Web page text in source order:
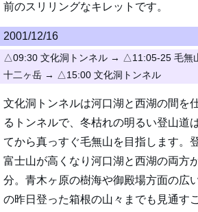
前のスリリングなキレットです。
2001/12/16
△09:30 文化洞トンネル → △11:05-25 毛
十二ヶ岳 → △15:00 文化洞トンネル
文化洞トンネルは河口湖と西湖の間を
るトンネルで、冬枯れの明るい登山道
てから真っすぐ毛無山を目指します。
富士山が高くなり河口湖と西湖の両方
分。青木ヶ原の樹海や御殿場方面の広
の昨日登った箱根の山々までも見通す